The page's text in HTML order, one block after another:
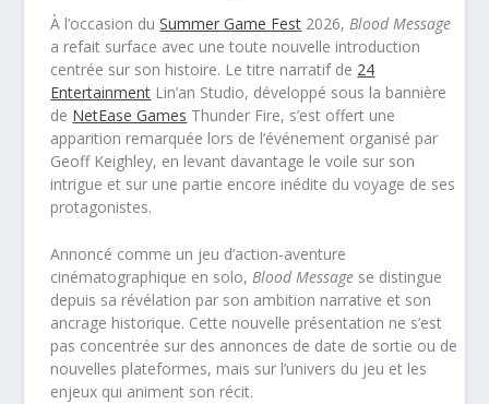
À l’occasion duSummer Game Fest 2026,Blood Message
a refait surface avec une toute nouvelle introduction
centrée sur son histoire. Le titre narratif de 24
Entertainment Lin’an Studio, développé sous la bannière
de NetEase Games Thunder Fire, s’est offert une
apparition remarquée lors de l’événement organisé par
Geoff Keighley, en levant davantage le voile sur son
intrigue et sur une partie encore inédite du voyage de ses
protagonistes.
Annoncé comme un jeu d’action-aventure
cinématographique en solo,Blood Message se distingue
depuis sa révélation par son ambition narrative et son
ancrage historique. Cette nouvelle présentation ne s’est
pas concentrée sur des annonces de date de sortie ou de
nouvelles plateformes, mais sur l’univers du jeu et les
enjeux qui animent son récit.